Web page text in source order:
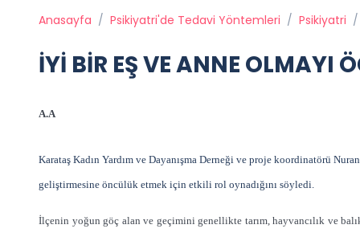
Anasayfa / Psikiyatri'de Tedavi Yöntemleri / Psikiyatri /
İYİ BİR EŞ VE ANNE OLMAYI
A.A
Karataş Kadın Yardım ve Dayanışma Derneği ve proje koordinatörü
geliştirmesine öncülük etmek için etkili rol oynadığını söyledi.
İlçenin yoğun göç alan ve geçimini genellikte tarım, hayvancılık ve